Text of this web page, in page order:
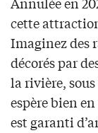
cette
Imaginez des
décorés par
la rivière,
espère bien
est garanti